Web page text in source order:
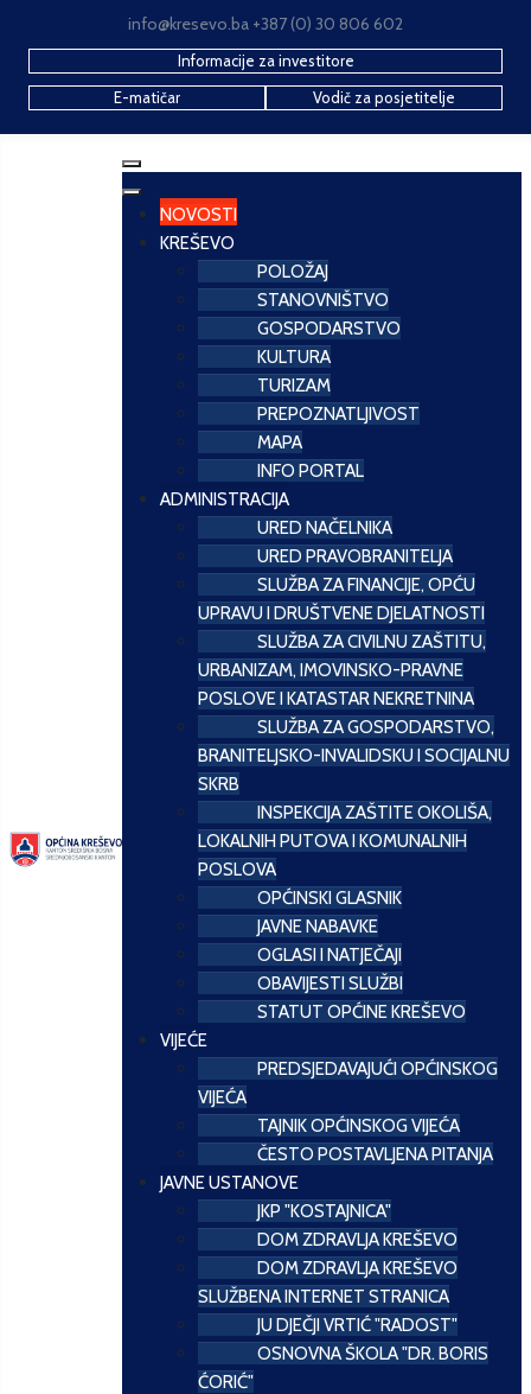
info@kresevo.ba +387 (0) 30 806 602
Informacije za investitore
E-matičar
Vodič za posjetitelje
NOVOSTI
KREŠEVO
POLOŽAJ
STANOVNIŠTVO
GOSPODARSTVO
KULTURA
TURIZAM
PREPOZNATLJIVOST
MAPA
INFO PORTAL
ADMINISTRACIJA
URED NAČELNIKA
URED PRAVOBRANITELJA
SLUŽBA ZA FINANCIJE, OPĆU
UPRAVU I DRUŠTVENE DJELATNOSTI
SLUŽBA ZA CIVILNU ZAŠTITU,
URBANIZAM, IMOVINSKO-PRAVNE
POSLOVE I KATASTAR NEKRETNINA
SLUŽBA ZA GOSPODARSTVO,
BRANITELJSKO-INVALIDSKU I SOCIJALNU
SKRB
INSPEKCIJA ZAŠTITE OKOLIŠA,
LOKALNIH PUTOVA I KOMUNALNIH
POSLOVA
OPĆINSKI GLASNIK
JAVNE NABAVKE
OGLASI I NATJEČAJI
OBAVIJESTI SLUŽBI
STATUT OPĆINE KREŠEVO
VIJEĆE
PREDSJEDAVAJUĆI OPĆINSKOG
VIJEĆA
TAJNIK OPĆINSKOG VIJEĆA
ČESTO POSTAVLJENA PITANJA
JAVNE USTANOVE
JKP "KOSTAJNICA"
DOM ZDRAVLJA KREŠEVO
DOM ZDRAVLJA KREŠEVO
SLUŽBENA INTERNET STRANICA
JU DJEČJI VRTIĆ "RADOST"
OSNOVNA ŠKOLA "DR. BORIS
ĆORIĆ"